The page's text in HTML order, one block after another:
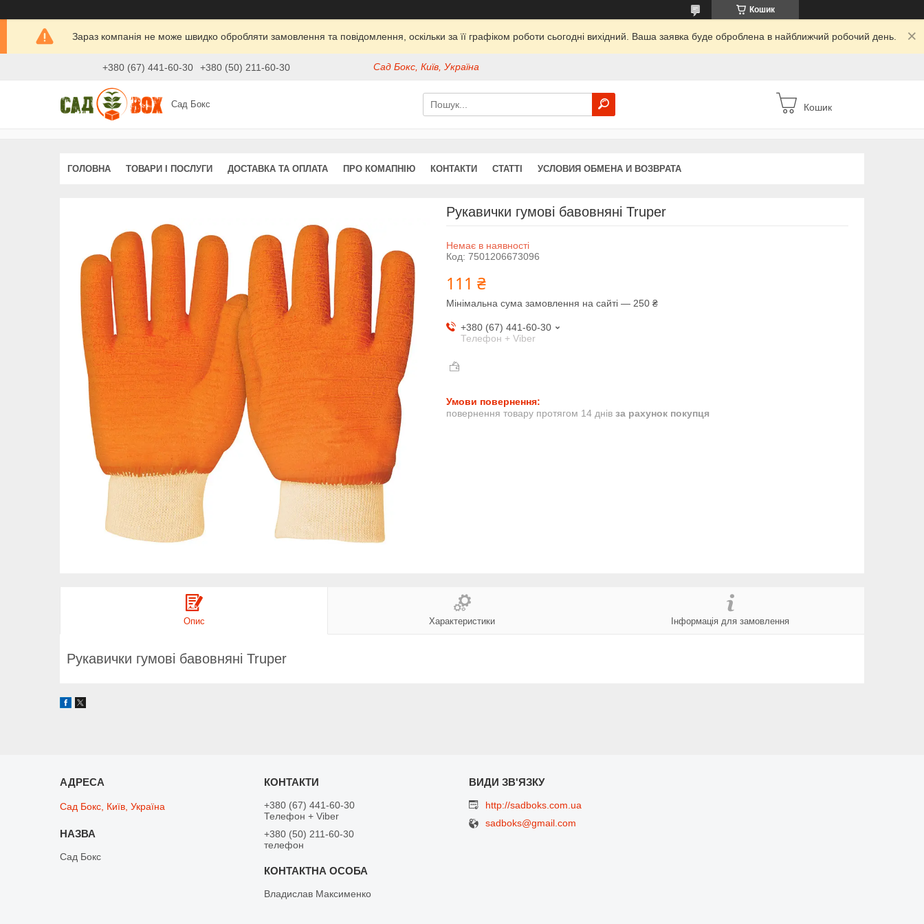
Кошик
Зараз компанія не може швидко обробляти замовлення та повідомлення, оскільки за її графіком роботи сьогодні вихідний. Ваша заявка буде оброблена в найближчий робочий день.
+380 (67) 441-60-30 +380 (50) 211-60-30 Сад Бокс, Київ, Україна
Сад Бокс Кошик
ГОЛОВНА ТОВАРИ І ПОСЛУГИ ДОСТАВКА ТА ОПЛАТА ПРО КОМАПНІЮ КОНТАКТИ СТАТТІ УСЛОВИЯ ОБМЕНА И ВОЗВРАТА
Рукавички гумові бавовняні Truper
Немає в наявності
Код: 7501206673096
111 ₴
Мінімальна сума замовлення на сайті — 250 ₴
+380 (67) 441-60-30
Телефон + Viber
повернення товару протягом 14 днів за рахунок покупця
Опис Характеристики Інформація для замовлення
Рукавички гумові бавовняні Truper
Сад Бокс, Київ, Україна
Сад Бокс
+380 (67) 441-60-30
Телефон + Viber
+380 (50) 211-60-30
телефон
Владислав Максименко
http://sadboks.com.ua
sadboks@gmail.com